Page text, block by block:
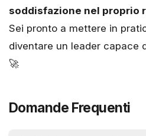
soddisfazione nel proprio
Sei pronto a mettere in
diventare un leader capace
🚀
Domande Frequenti